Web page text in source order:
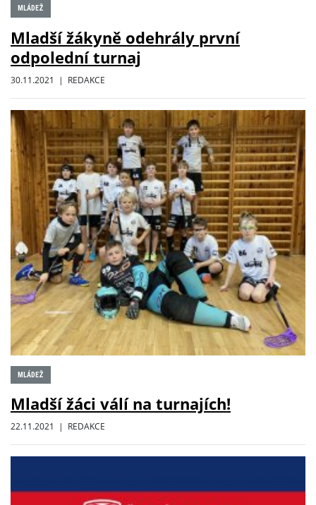
MLÁDEŽ
Mladší žákyně odehrály první
odpolední turnaj
30.11.2021 | REDAKCE
MLÁDEŽ
Mladší žáci válí na turnajích!
22.11.2021 | REDAKCE